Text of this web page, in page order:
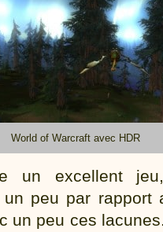
World of Warcraft avec HDR
un excellent
peu par rapport
un peu ces